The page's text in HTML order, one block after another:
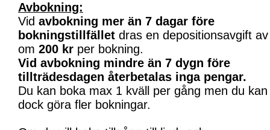
Avbokning:
Vid avbokning mer än 7 dagar före
bokningstillfället dras en depositionsavgift av
om 200 kr per bokning.
Vid avbokning mindre än 7 dygn före
tillträdesdagen återbetalas inga pengar.
Du kan boka max 1 kväll per gång men du kan
dock göra fler bokningar.